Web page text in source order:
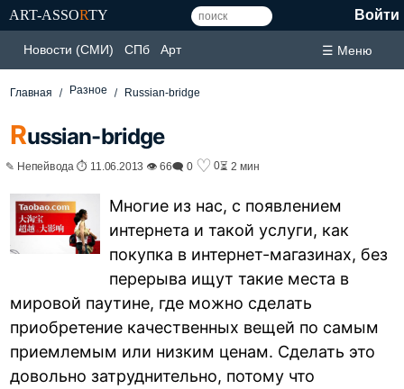
ART-ASSORTY Войти
Новости (СМИ) СПб Арт ☰ Меню
Главная Разное Russian-bridge
Russian-bridge
✎ Непейвода ⏱ 11.06.2013 👁 66🗨 0 ♡ 0⏳ 2 мин
Многие из нас, с появлением
интернета и такой услуги, как
покупка в интернет-магазинах, без
перерыва ищут такие места в
мировой паутине, где можно сделать
приобретение качественных вещей по самым
приемлемым или низким ценам. Сделать это
довольно затруднительно, потому что